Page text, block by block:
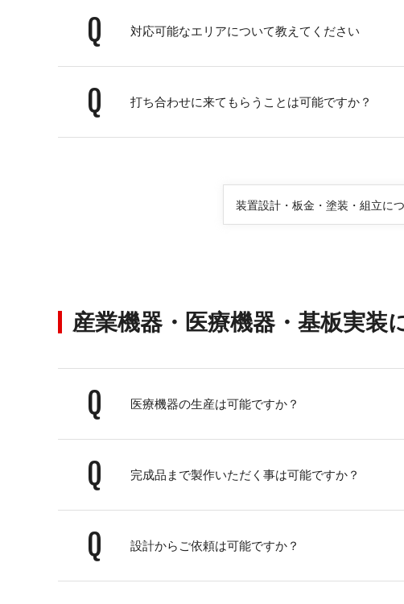
Q 対応可能なエリアについて教えてください
Q 打ち合わせに来てもらうことは可能ですか？
装置設計・板金・塗装・組立に
産業機器・医療機器・基板実装
Q 医療機器の生産は可能ですか？
Q 完成品まで製作いただく事は可能ですか？
Q 設計からご依頼は可能ですか？